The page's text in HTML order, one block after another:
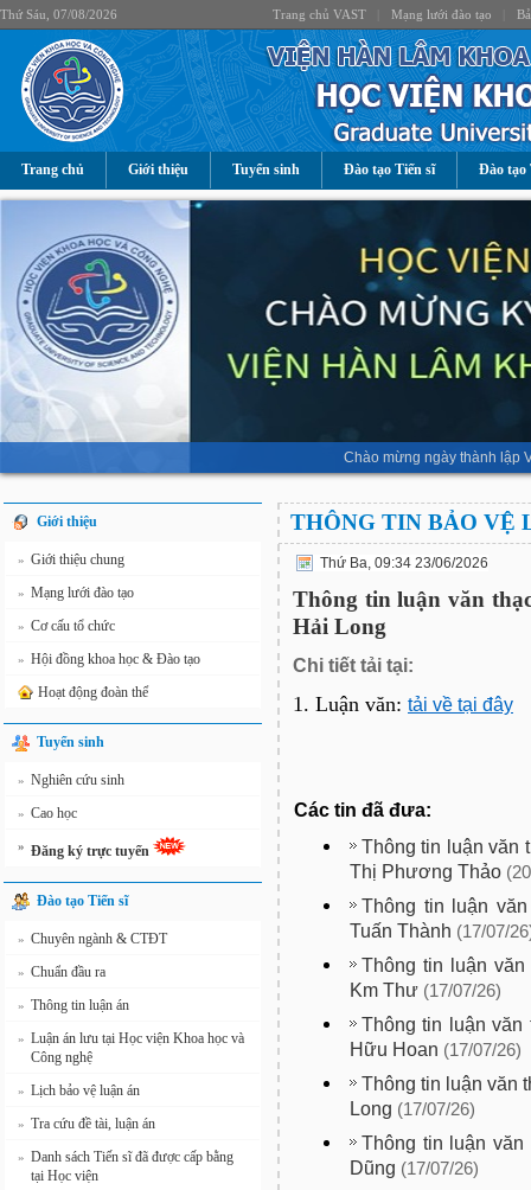
Thứ Sáu, 07/08/2026 Trang chủ VAST Mạng lưới đào tạo
Trang chủ Giới thiệu Tuyển sinh Đào tạo Tiến sĩ Đào tạo
Chào mừng ngày thành lập
Giới thiệu
» Giới thiệu chung
» Mạng lưới đào tạo
» Cơ cấu tổ chức
» Hội đồng khoa học & Đào tạo
Hoạt động đoàn thể
Tuyển sinh
» Nghiên cứu sinh
» Cao học
» Đăng ký trực tuyến
Đào tạo Tiến sĩ
» Chuyên ngành & CTĐT
» Chuẩn đầu ra
» Thông tin luận án
» Luận án lưu tại Học viện Khoa học và
Công nghệ
» Lịch bảo vệ luận án
» Tra cứu đề tài, luận án
» Danh sách Tiến sĩ đã được cấp bằng
tại Học viện
THÔNG TIN BẢO VỆ
Thứ Ba, 09:34 23/06/2026
Thông tin luận văn
Hải Long
Chi tiết tải tại:
1. Luận văn: tải về tại đây
Các tin đã đưa:
Thông tin luận văn
Thị Phương Thảo
Thông tin luận
Tuấn Thành (17/07/
Thông tin luận
Km Thư (17/07/26)
Thông tin luận văn
Hữu Hoan (17/07/26)
Thông tin luận văn
Long (17/07/26)
Thông tin luận
Dũng (17/07/26)